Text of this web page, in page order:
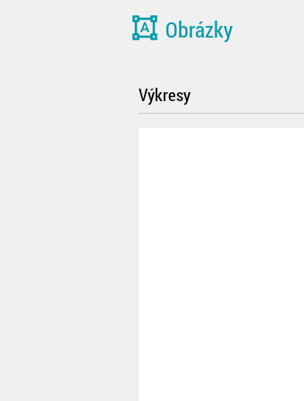
format_shapes Obrázky
Výkresy